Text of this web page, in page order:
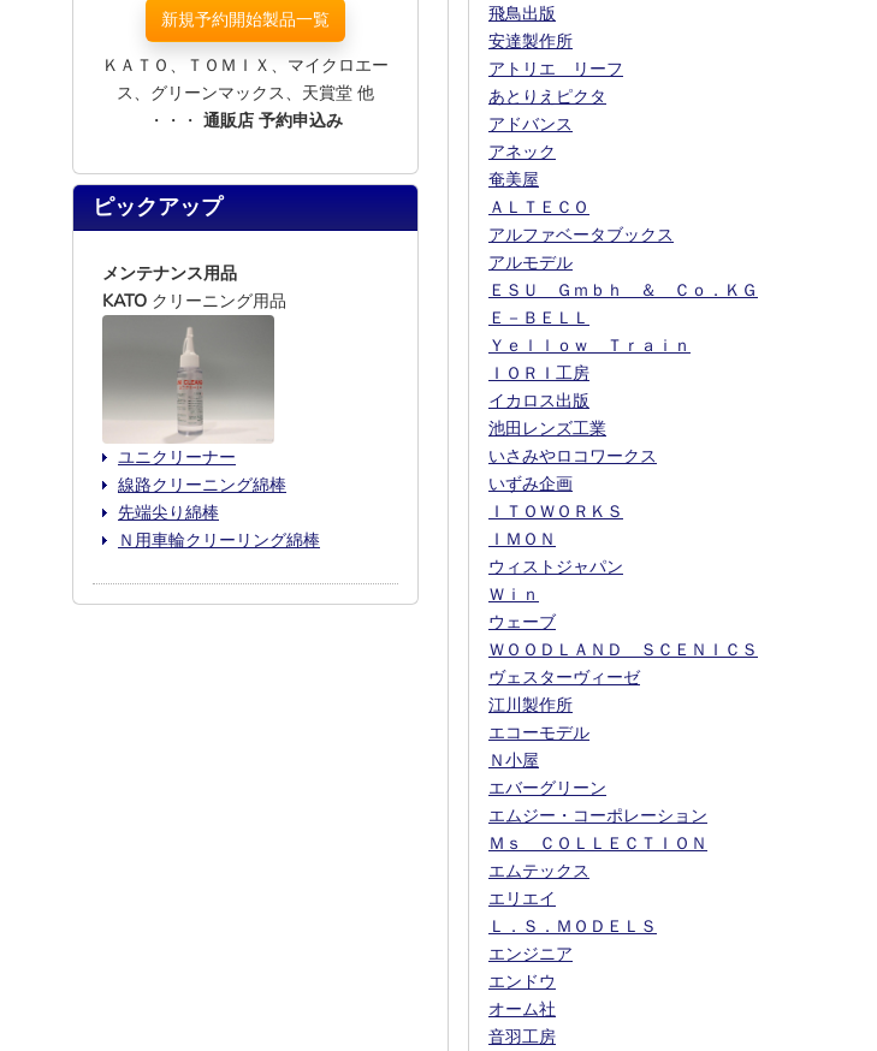
飛鳥出版
安達製作所
アトリエ リーフ
あとりえピクタ
アドバンス
アネック
奄美屋
ＡＬＴＥＣＯ
アルファベータブックス
アルモデル
ＥＳＵ Ｇｍｂｈ ＆ Ｃｏ．ＫＧ
Ｅ－ＢＥＬＬ
Ｙｅｌｌｏｗ Ｔｒａｉｎ
ＩＯＲＩ工房
イカロス出版
池田レンズ工業
いさみやロコワークス
いずみ企画
ＩＴＯＷＯＲＫＳ
ＩＭＯＮ
ウィストジャパン
Ｗｉｎ
ウェーブ
ＷＯＯＤＬＡＮＤ ＳＣＥＮＩＣＳ
ヴェスターヴィーゼ
江川製作所
エコーモデル
Ｎ小屋
エバーグリーン
エムジー・コーポレーション
Ｍｓ ＣＯＬＬＥＣＴＩＯＮ
エムテックス
エリエイ
Ｌ．Ｓ．ＭＯＤＥＬＳ
エンジニア
エンドウ
オーム社
音羽工房
新規予約開始製品一覧
ＫＡＴＯ、ＴＯＭＩＸ、マイクロエー
ス、グリーンマックス、天賞堂 他
・・・ 通販店 予約申込み
ピックアップ
メンテナンス用品
KATO クリーニング用品
ユニクリーナー
線路クリーニング綿棒
先端尖り綿棒
Ｎ用車輪クリーリング綿棒